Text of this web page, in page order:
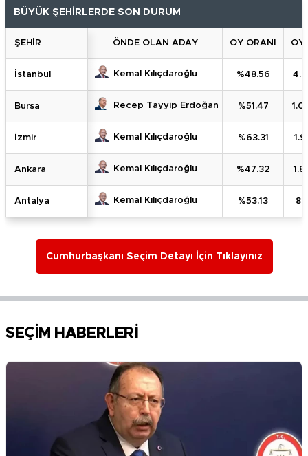
BÜYÜK ŞEHİRLERDE SON DURUM
ŞEHİR ÖNDE OLAN ADAY OY ORANI OY
İstanbul Kemal Kılıçdaroğlu %48.56
Bursa Recep Tayyip Erdoğan %51.47
İzmir Kemal Kılıçdaroğlu %63.31
Ankara Kemal Kılıçdaroğlu %47.32
Antalya Kemal Kılıçdaroğlu %53.13
Cumhurbaşkanı Seçim Detayı İçin Tıklayınız
SEÇİM HABERLERİ